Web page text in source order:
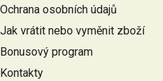
í
Ochrana osobních údajů
Jak vrátit nebo vyměnit zboží
Bonusový program
Kontakty